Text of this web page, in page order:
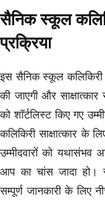
सैनिक स्कूल
प्रक्रिया
इस सैनिक स्कूल कलिकिरी
की जाएगी और
को शॉर्टलिस्ट किए गए
कलिकिरी साक्षात्कार के
उम्मीदवारों को
आप का चांस जादा हो।
सम्पूर्ण जानकारी के लिए